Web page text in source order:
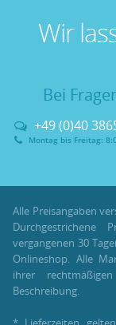
Wir
Bei
+49 (0)40
Montag bis Freitag:
Alle Preisangaben
vergangenen 30
Onlineshop. Alle
ihrer
Beschreibung.